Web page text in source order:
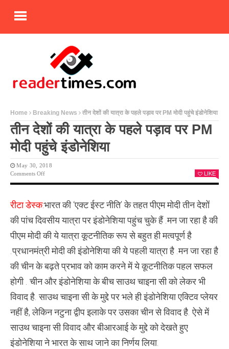
Home Breaking News तीन देशों की यात्रा के पहले पड़ाव पर PM मोदी पहुंचे इंडोनेशिया
तीन देशों की यात्रा के पहले पड़ाव पर PM
मोदी पहुंचे इंडोनेशिया
May 30, 2018
Comments OffOn
यात्रा
पहले
पड़ाव
पर
PM
मोदी
पहुंचे
इंडोनेशिया
LIKE
रीटा डेस्क:भारत की ‘एक्ट ईस्ट नीति’ के तहत पीएम मोदी तीन देशों
की पांच दिवसीय यात्रा पर इंडोनेशिया पहुंच चुके हैं .मन जा रहा है की
पीएम मोदी की ये यात्रा कूटनीतिक रूप से बहुत ही मत्वपूर्ण है
.प्रधानमंत्री मोदी की इंडोनेशिया की ये पहली यात्रा है .मन जा रहा है
की चीन के बढ़ते प्रभाव को काम करने में ये कूटनीतिक पहल सफल
होगी . चीन और इंडोनेश‍िया के बीच साउथ चाइना सी को लेकर भी
विवाद है. साउथ चाइना सी के मुद्दे पर भले ही इंडोनेश‍िया एक्‍ट‍िव प्‍लेयर
नहीं है, लेकिन नटुना द्वीप इलाके पर उसका चीन से विवाद है. ऐसे में
साउथ चाइना सी विवाद और बीआरआई के मुद्दे को देखते हुए
इंडोनेश‍िया ने भारत के साथ जाने का निर्णय लिया.